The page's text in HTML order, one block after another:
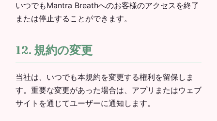
いつでもMantra Breathへのお客様のアクセスを終了
または停止することができます。
12. 規約の変更
当社は、いつでも本規約を変更する権利を留保しま
す。重要な変更があった場合は、アプリまたはウェブ
サイトを通じてユーザーに通知します。